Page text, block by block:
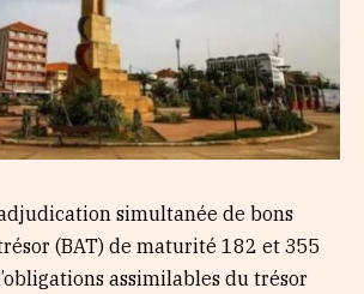
simultanée de bons
(BAT) de maturité 182 et 355
assimilables du trésor